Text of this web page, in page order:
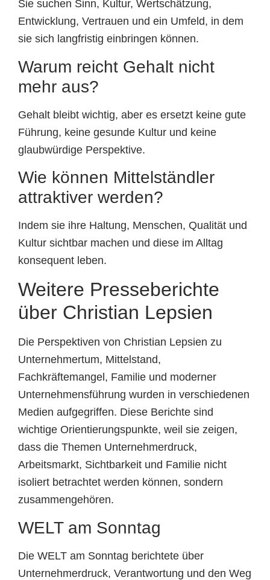
Sie suchen Sinn, Kultur, Wertschätzung,
Entwicklung, Vertrauen und ein Umfeld, in dem
sie sich langfristig einbringen können.
Warum reicht Gehalt nicht
mehr aus?
Gehalt bleibt wichtig, aber es ersetzt keine gute
Führung, keine gesunde Kultur und keine
glaubwürdige Perspektive.
Wie können Mittelständler
attraktiver werden?
Indem sie ihre Haltung, Menschen, Qualität und
Kultur sichtbar machen und diese im Alltag
konsequent leben.
Weitere Presseberichte
über Christian Lepsien
Die Perspektiven von Christian Lepsien zu
Unternehmertum, Mittelstand,
Fachkräftemangel, Familie und moderner
Unternehmensführung wurden in verschiedenen
Medien aufgegriffen. Diese Berichte sind
wichtige Orientierungspunkte, weil sie zeigen,
dass die Themen Unternehmerdruck,
Arbeitsmarkt, Sichtbarkeit und Familie nicht
isoliert betrachtet werden können, sondern
zusammengehören.
WELT am Sonntag
Die WELT am Sonntag berichtete über
Unternehmerdruck, Verantwortung und den Weg